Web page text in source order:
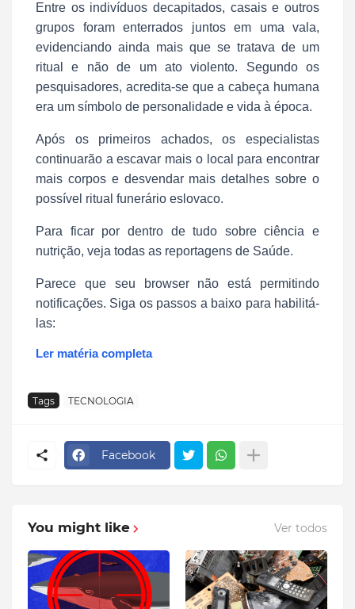
Entre os indivíduos decapitados, casais e outros
grupos foram enterrados juntos em uma vala,
evidenciando ainda mais que se tratava de um
ritual e não de um ato violento. Segundo os
pesquisadores, acredita-se que a cabeça humana
era um símbolo de personalidade e vida à época.
Após os primeiros achados, os especialistas
continuarão a escavar mais o local para encontrar
mais corpos e desvendar mais detalhes sobre o
possível ritual funerário eslovaco.
Para ficar por dentro de tudo sobre ciência e
nutrição, veja todas as reportagens de Saúde.
Parece que seu browser não está permitindo
notificações. Siga os passos a baixo para habilitá-
las:
Ler matéria completa
Tags TECNOLOGIA
Facebook
You might like Ver todos